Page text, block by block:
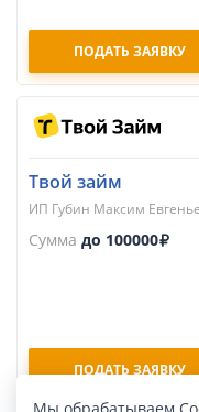
ПОДАТЬ ЗАЯВКУ
Твой займ
ИП Губин Максим
Сумма до 100000
ПОДАТЬ ЗАЯВКУ
Мы обрабатываем